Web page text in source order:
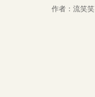
作者：流笑笑